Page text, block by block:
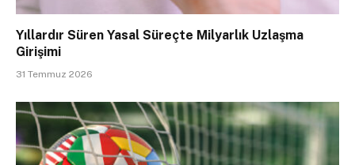
Yıllardır Süren Yasal Süreçte Milyarlık Uzlaşma
Girişimi
31 Temmuz 2026